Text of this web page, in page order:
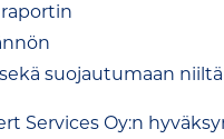
suojautumaan niiltä
Services Oy:n